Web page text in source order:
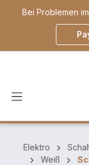
springen
Bei Problemen
Elektro
Weiß